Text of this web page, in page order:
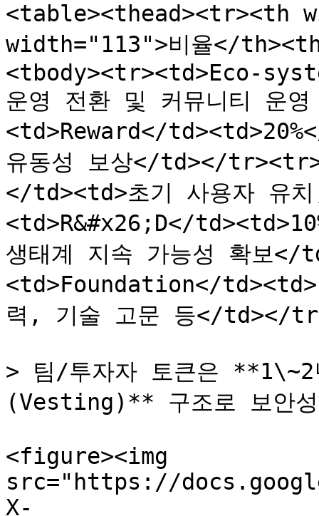
<table><thead><tr><th
width="113">비율</
<tbody><tr><td>Eco-
운영 전환 및 커뮤니티 운
<td>Reward</
유동성 보상</td></
</td><td>초기 사용자 유
<td>R&#x26;D</
생태계 지속 가능성 확보
<td>Foundation</
력, 기술 고문 등</td></
> 팀/투자자 토큰은
(Vesting)** 구조로 보안성
<figure><img
src="https://
X-